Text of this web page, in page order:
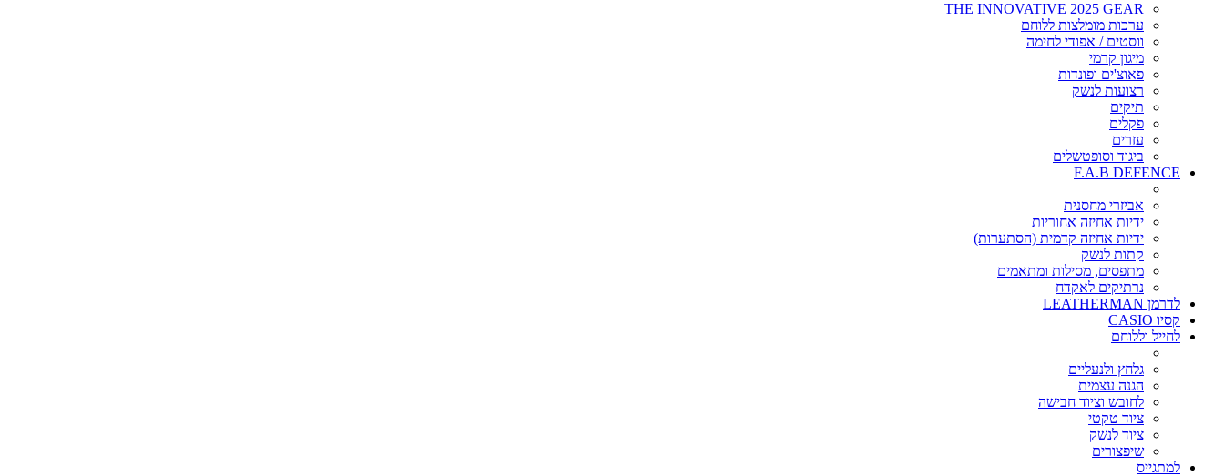
THE INNOVATIVE 2025 GEAR
ערכות מומלצות ללוחם
ווסטים / אפודי לחימה
מיגון קרמי
פאוצ'ים ופונדות
רצועות לנשק
תיקים
פקלים
עזרים
ביגוד וסופטשלים
F.A.B DEFENCE
אביזרי מחסנית
ידיות אחיזה אחוריות
ידיות אחיזה קדמית (הסתערות)
קתות לנשק
מתפסים, מסילות ומתאמים
נרתיקים לאקדח
לדרמן LEATHERMAN
קסיו CASIO
לחייל וללוחם
גלחץ ולנעליים
הגנה עצמית
לחובש וציוד חבישה
ציוד טקטי
ציוד לנשק
שיפצורים
למתגייס